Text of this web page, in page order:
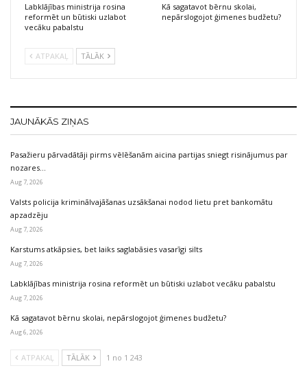
Labklājības ministrija rosina
reformēt un būtiski uzlabot
vecāku pabalstu
Kā sagatavot bērnu skolai,
nepārslogojot ģimenes budžetu?
ATPAKAĻ TĀLĀK
JAUNĀKĀS ZIŅAS
Pasažieru pārvadātāji pirms vēlēšanām aicina partijas sniegt risinājumus par
nozares…
Aug 7, 2026
Valsts policija kriminālvajāšanas uzsākšanai nodod lietu pret bankomātu
apzadzēju
Aug 7, 2026
Karstums atkāpsies, bet laiks saglabāsies vasarīgi silts
Aug 7, 2026
Labklājības ministrija rosina reformēt un būtiski uzlabot vecāku pabalstu
Aug 7, 2026
Kā sagatavot bērnu skolai, nepārslogojot ģimenes budžetu?
Aug 6, 2026
ATPAKAĻ TĀLĀK 1 no 1 243